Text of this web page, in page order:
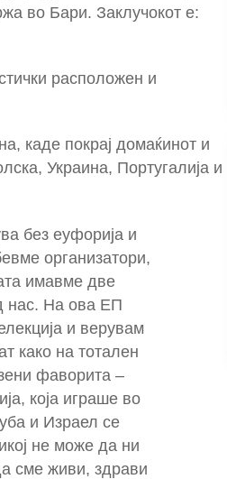
во Бари. Заклучокот е:
расположен и
каде покрај домаќинот и
Украина, Португалија и
без еуфорија и
организатори,
имавме две
нас. На ова ЕП
и верувам
како на тотален
фаворита –
која играше во
и Израел се
не може да ни
сме живи, здрави